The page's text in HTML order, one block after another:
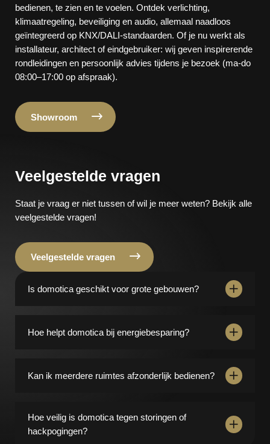
bedienen, te zien en te voelen. Ontdek verlichting,
klimaatregeling, beveiliging en audio, allemaal naadloos
geïntegreerd op KNX/DALI-standaarden. Of je nu werkt als
installateur, architect of eindgebruiker: wij geven inspirerende
rondleidingen en persoonlijk advies tijdens je bezoek (ma-do
08:00–17:00 op afspraak).
Showroom
Veelgestelde vragen
Staat je vraag er niet tussen of wil je meer weten? Bekijk alle
veelgestelde vragen!
Veelgestelde vragen
Is domotica geschikt voor grote gebouwen?
kantoren, bedrijfspanden of complexe woningen
aansturen. Zo blijft alles overzichtelijk en voorspelbaar.
Hoe helpt domotica bij energiebesparing?
te sturen op gebruik en aanwezigheid, voorkom je
verspilling en houd je grip op het energieverbruik.
Kan ik meerdere ruimtes afzonderlijk bedienen?
klimaat, audio en andere functies per ruimte, waardoor
je energie-efficiëntie en comfort volledig kunt
Hoe veilig is domotica tegen storingen of
hackpogingen?